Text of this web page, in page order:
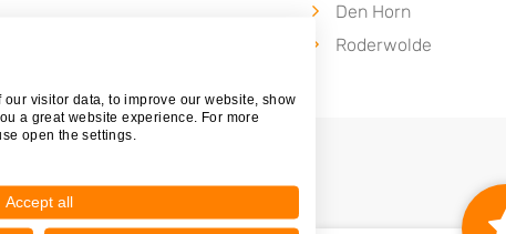
Den Horn
Roderwolde
visitor data, to improve our website, show
a great website experience. For more
open the settings.
Accept all